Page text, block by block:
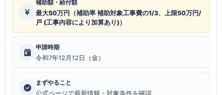
補助額・給付額
最大50万円（補助率 補助対象工事費の1/3、上限50万円/
戸 (工事内容により加算あり)）
申請時期
令和7年12月12日（金）
まずやること
公式ページで最新情報・対象条件を確認